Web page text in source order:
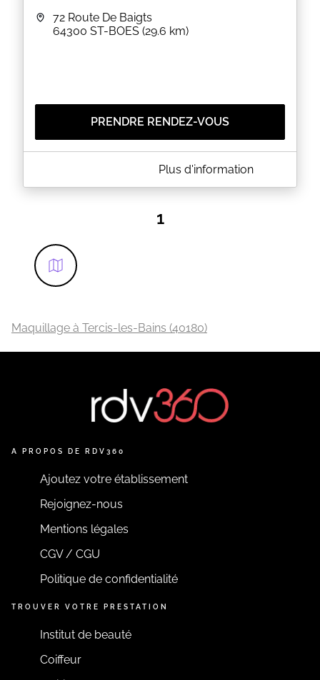
72 Route De Baigts
64300 ST-BOES (29.6 km)
PRENDRE RENDEZ-VOUS
A PROPOS DE SATYN' ELLE & LUI
SATYN' Elle & Lui, c'est un accueil en Institut ou
- Beauté des Mains & Pieds- Maquillage- Teinture
Epilations- Modelages de détente et relaxation du
Corps entier ou bien par zones (Mains, Pieds....).
Balinais, Crânien, Teno Anma, Soku Shindo- Vente
de cosmétiques Laboratoires Mansard
Plus d'information
1
Maquillage à Tercis-les-Bains (40180)
A PROPOS DE RDV360
Ajoutez votre établissement
Rejoignez-nous
Mentions légales
CGV / CGU
Politique de confidentialité
TROUVER VOTRE PRESTATION
Institut de beauté
Coiffeur